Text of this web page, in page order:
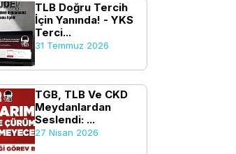
TLB Doğru Tercih
İçin Yanında! - YKS
Terci...
31 Temmuz 2026
TGB, TLB Ve CKD
Meydanlardan
Seslendi: ...
27 Nisan 2026